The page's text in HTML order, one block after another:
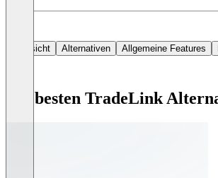
Übersicht Alternativen Allgemeine Features
Die besten TradeLink